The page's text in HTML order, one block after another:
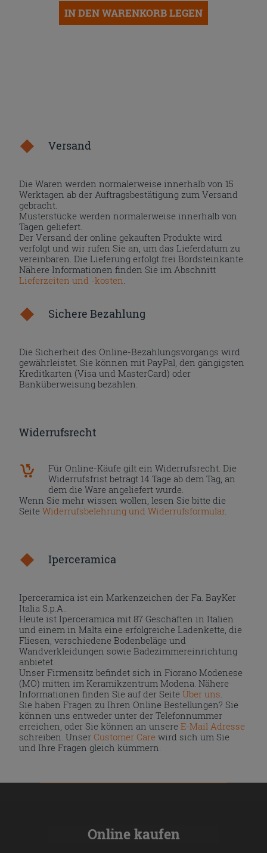
IN DEN WARENKORB LEGEN
Versand
Die Waren werden normalerweise innerhalb von 15
Werktagen ab der Auftragsbestätigung zum Versand
gebracht.
Musterstücke werden normalerweise innerhalb von
Tagen geliefert.
Der Versand der online gekauften Produkte wird
verfolgt und wir rufen Sie an, um das Lieferdatum zu
vereinbaren. Die Lieferung erfolgt frei Bordsteinkante.
Nähere Informationen finden Sie im Abschnitt
Lieferzeiten und -kosten
Sichere Bezahlung
Die Sicherheit des Online-Bezahlungsvorgangs wird
gewährleistet. Sie können mit PayPal, den gängigsten
Kreditkarten (Visa und MasterCard) oder
Banküberweisung bezahlen.
Widerrufsrecht
Für Online-Käufe gilt ein Widerrufsrecht. Die
Widerrufsfrist beträgt 14 Tage ab dem Tag, an
dem die Ware angeliefert wurde.
Wenn Sie mehr wissen wollen, lesen Sie bitte die
SeiteWiderrufsbelehrung und Widerrufsformular.
Iperceramica
Iperceramica ist ein Markenzeichen der Fa. BayKer
Italia S.p.A..
Heute ist Iperceramica mit 87 Geschäften in Italien
und einem in Malta eine erfolgreiche Ladenkette, die
Fliesen, verschiedene Bodenbeläge und
Wandverkleidungen sowie Badezimmereinrichtung
anbietet.
Unser Firmensitz befindet sich in Fiorano Modenese
(MO) mitten im Keramikzentrum Modena. Nähere
Informationen finden Sie auf der Seite Über uns
Sie haben Fragen zu Ihren Online Bestellungen? Sie
können uns entweder unter der Telefonnummer
erreichen, oder Sie können an unsereE-Mail Adresse
schreiben. UnserCustomer Care wird sich um Sie
und Ihre Fragen gleich kümmern.
Online kaufen